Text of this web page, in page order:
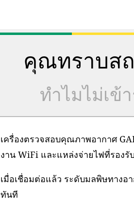
คุณทราบส
ทำไมไม่เข้
เครื่องตรวจสอบคุณภาพอากาศ
งาน WiFi และแหล่งจ่ายไฟที่รองรั
เมื่อเชื่อมต่อแล้ว ระดับมลพิษทาง
ทันที